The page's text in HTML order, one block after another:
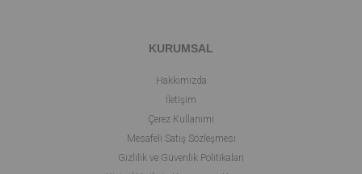
KURUMSAL
Hakkımızda
İletişim
Çerez Kullanımı
Mesafeli Satış Sözleşmesi
Gizlilik ve Güvenlik Politikaları